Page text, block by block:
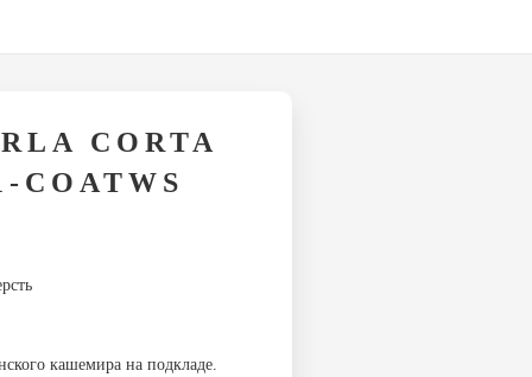
CORTA
COATWS
кашемира на подкладе.